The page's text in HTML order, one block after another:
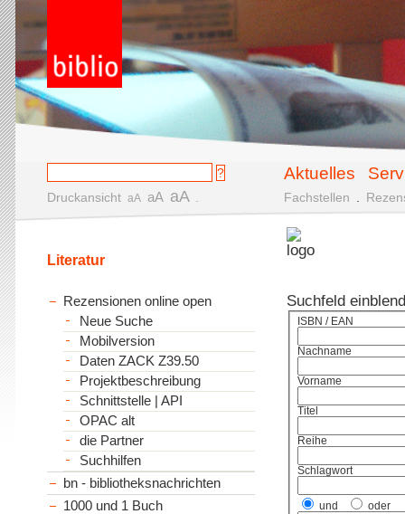
Aktuelles
Druckansicht aA aA aA Fachstellen
Suchfeld
ISBN / EAN
Nachname
Vorname
Titel
Reihe
Schlagwort
und oder
Literatur
Rezensionen online open
Neue Suche
Mobilversion
Daten ZACK Z39.50
Projektbeschreibung
Schnittstelle | API
OPAC alt
die Partner
Suchhilfen
bn - bibliotheksnachrichten
1000 und 1 Buch